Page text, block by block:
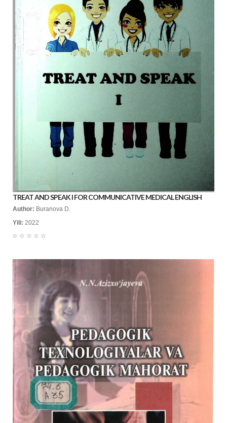
TREAT AND SPEAK I FOR COMMUNICATIVE MEDICAL ENGLISH
Author: Buranova D.
Yili: 2022
☆
☆
☆
☆
☆